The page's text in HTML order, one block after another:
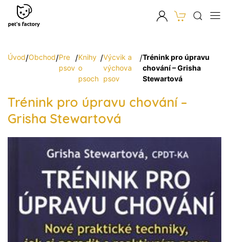
Úvod/Obchod/Pre
psov
/Knihy
o
psoch
/Výcvik a
výchova
psov
/Trénink pro úpravu
chování – Grisha
Stewartová
Trénink pro úpravu chování –
Grisha Stewartová